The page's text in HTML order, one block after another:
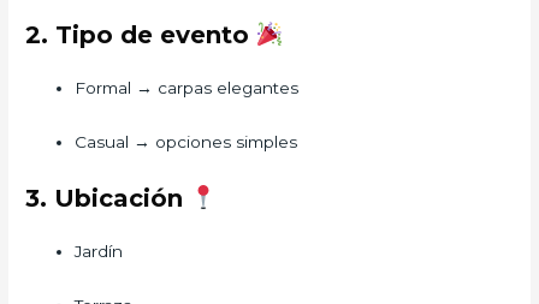
2. Tipo de evento
Formal → carpas elegantes
Casual → opciones simples
3. Ubicación
Jardín